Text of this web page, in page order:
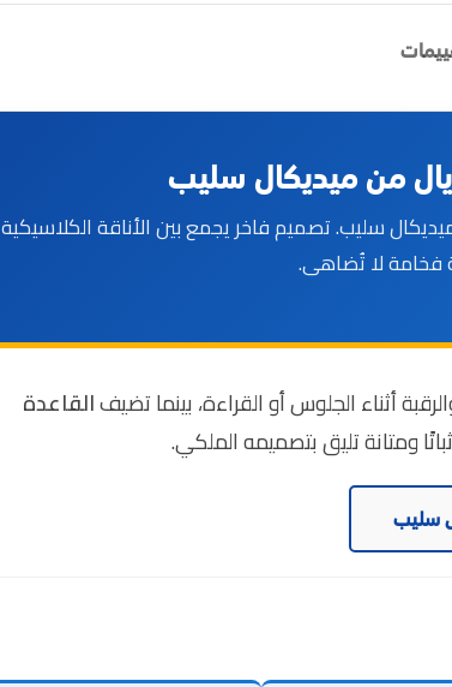
من ميديكال سليب
سليب. تصميم فاخر يجمع بين الأناقة الكلاسيكية
فخامة لا تُضاهى.
أثناء الجلوس أو القراءة، بينما تضيفالقاعدة
ومتانة تليق بتصميمه الملكي.
سليب